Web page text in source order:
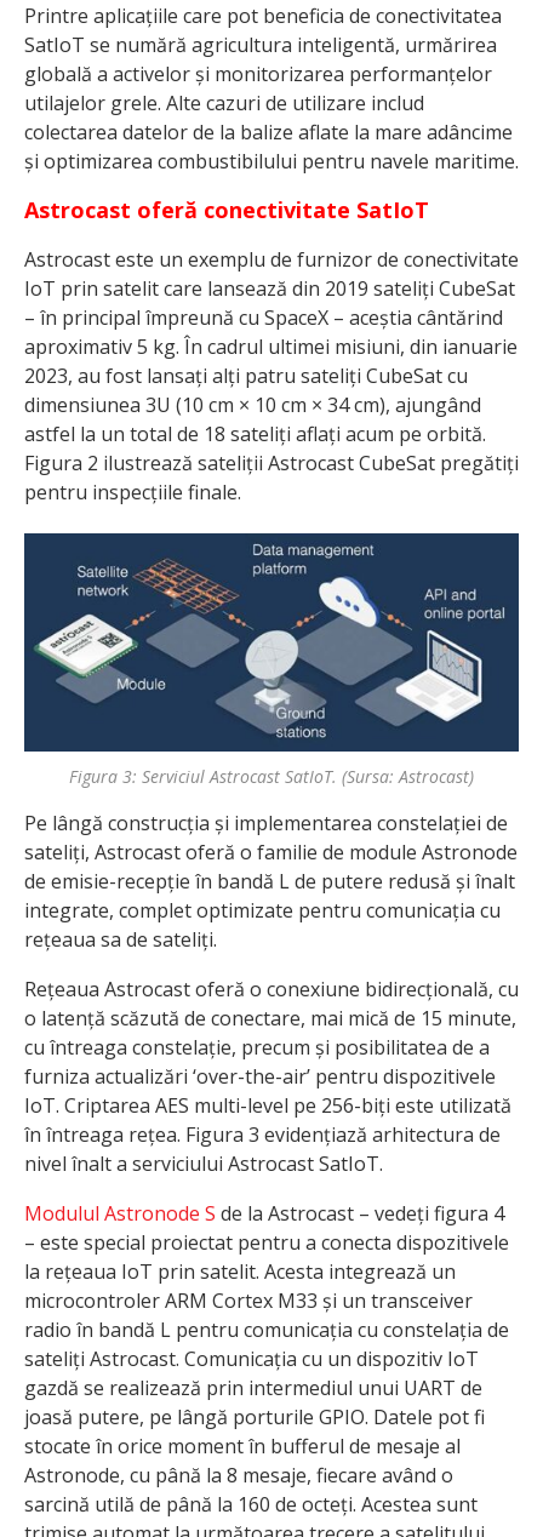
Printre aplicațiile care pot beneficia de conectivitatea
SatIoT se numără agricultura inteligentă, urmărirea
globală a activelor și monitorizarea performanțelor
utilajelor grele. Alte cazuri de utilizare includ
colectarea datelor de la balize aflate la mare adâncime
și optimizarea combustibilului pentru navele maritime.
Astrocast oferă conectivitate SatIoT
Astrocast este un exemplu de furnizor de conectivitate
IoT prin satelit care lansează din 2019 sateliți CubeSat
– în principal împreună cu SpaceX – aceștia cântărind
aproximativ 5 kg. În cadrul ultimei misiuni, din ianuarie
2023, au fost lansați alți patru sateliți CubeSat cu
dimensiunea 3U (10 cm × 10 cm × 34 cm), ajungând
astfel la un total de 18 sateliți aflați acum pe orbită.
Figura 2 ilustrează sateliții Astrocast CubeSat pregătiți
pentru inspecțiile finale.
Figura 3: Serviciul Astrocast SatIoT. (Sursa: Astrocast)
Pe lângă construcția și implementarea constelației de
sateliți, Astrocast oferă o familie de module Astronode
de emisie-recepție în bandă L de putere redusă și înalt
integrate, complet optimizate pentru comunicația cu
rețeaua sa de sateliți.
Rețeaua Astrocast oferă o conexiune bidirecțională, cu
o latență scăzută de conectare, mai mică de 15 minute,
cu întreaga constelație, precum și posibilitatea de a
furniza actualizări ‘over-the-air’ pentru dispozitivele
IoT. Criptarea AES multi-level pe 256-biți este utilizată
în întreaga rețea. Figura 3 evidențiază arhitectura de
nivel înalt a serviciului Astrocast SatIoT.
Modulul Astronode S de la Astrocast – vedeți figura 4
– este special proiectat pentru a conecta dispozitivele
la rețeaua IoT prin satelit. Acesta integrează un
microcontroler ARM Cortex M33 și un transceiver
radio în bandă L pentru comunicația cu constelația de
sateliți Astrocast. Comunicația cu un dispozitiv IoT
gazdă se realizează prin intermediul unui UART de
joasă putere, pe lângă porturile GPIO. Datele pot fi
stocate în orice moment în bufferul de mesaje al
Astronode, cu până la 8 mesaje, fiecare având o
sarcină utilă de până la 160 de octeți. Acestea sunt